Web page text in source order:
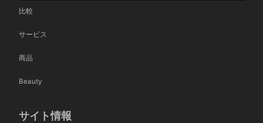
比較
サービス
商品
Beauty
サイト情報